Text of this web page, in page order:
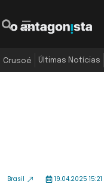
Crusoé Últimas Notícias
Brasil 19.04.2025 15:21